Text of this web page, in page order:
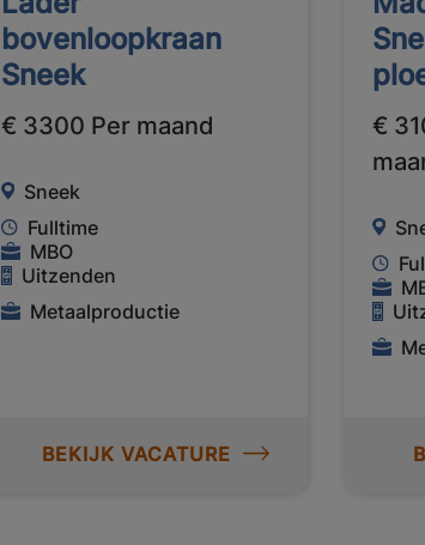
bovenloopkraan
Sneek
€ 3300 Per maand
Sneek
Fulltime
MBO
Uitzenden
Metaalproductie
BEKIJK VACATURE
€